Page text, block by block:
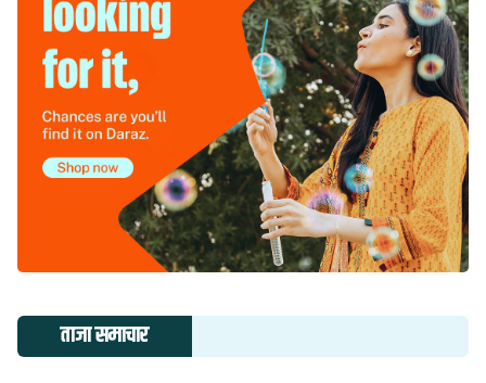
ताजा समाचार